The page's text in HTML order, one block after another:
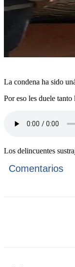
La condena ha sido
Por eso les duele
Los delincuentes
Comentarios